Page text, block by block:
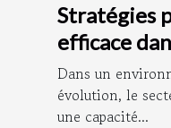
Stratégies
efficace
Dans un
évolution, le
une capacité...